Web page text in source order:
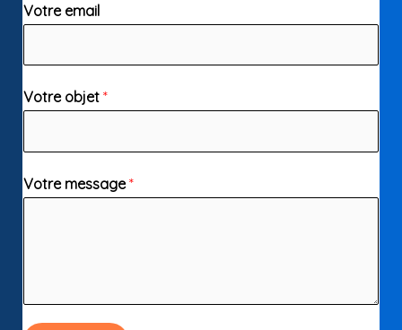
Votre email
Votre objet *
Votre message*